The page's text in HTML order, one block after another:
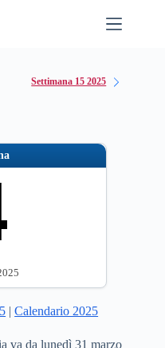
Settimana 15 2025
|Calendario 2025
va da lunedì 31 marzo